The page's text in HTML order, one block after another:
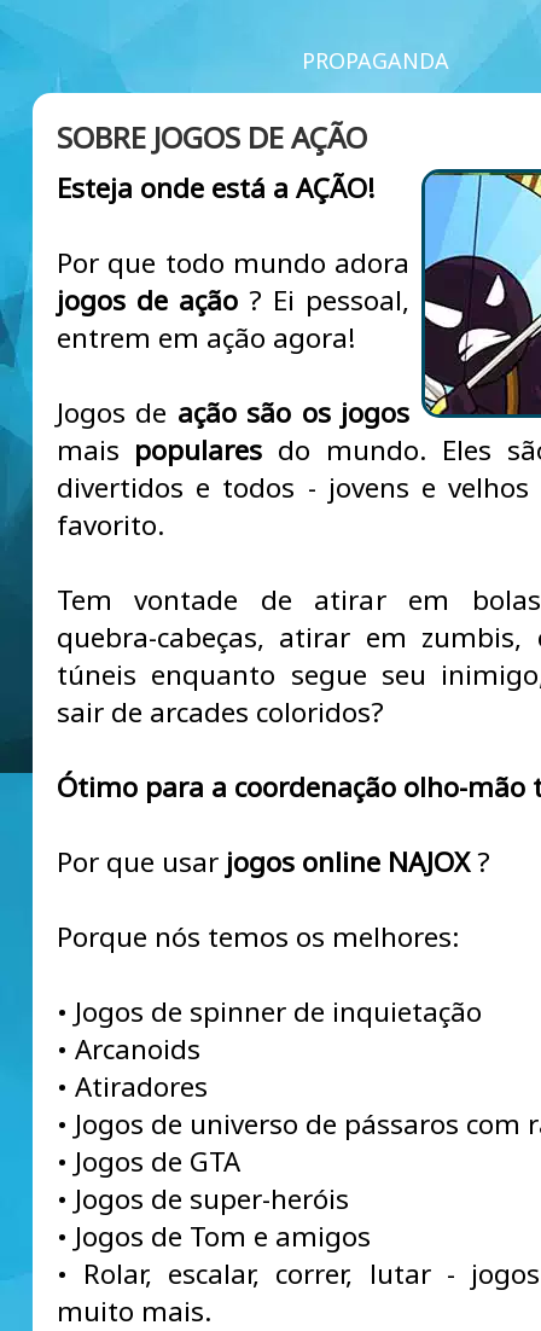
PROPAGANDA
SOBRE JOGOS DE AÇÃO
Esteja onde está a AÇÃO!
Por que todo mundo adora
jogos de ação? Ei pessoal,
entrem em ação agora!
Jogos de ação são os jogos
mais populares do mundo. Eles
divertidos e todos - jovens e
favorito.
Tem vontade de atirar em
quebra-cabeças, atirar em zumbis,
túneis enquanto segue seu
sair de arcades coloridos?
Ótimo para a coordenação olho-mão
Por que usar jogos online NAJOX?
Porque nós temos os melhores:
• Jogos de spinner de inquietação
• Arcanoids
• Atiradores
• Jogos de universo de pássaros com
• Jogos de GTA
• Jogos de super-heróis
• Jogos de Tom e amigos
• Rolar, escalar, correr, lutar -
muito mais.